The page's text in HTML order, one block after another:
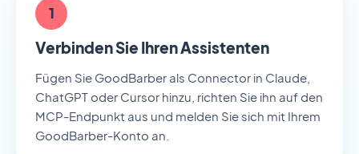
1
Verbinden Sie Ihren Assistenten
Fügen Sie GoodBarber als Connector in Claude,
ChatGPT oder Cursor hinzu, richten Sie ihn auf den
MCP-Endpunkt aus und melden Sie sich mit Ihrem
GoodBarber-Konto an.